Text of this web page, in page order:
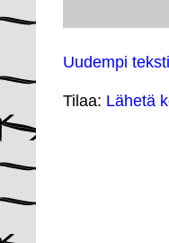
Uudempi teksti
Tilaa: Lähetä